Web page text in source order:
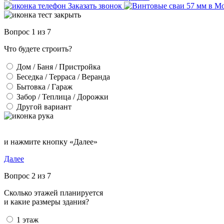
Заказать звонок
Вопрос 1 из 7
Что будете строить?
Дом / Баня / Пристройка
Беседка / Терраса / Веранда
Бытовка / Гараж
Забор / Теплица / Дорожки
Другой вариант
и нажмите кнопку «Далее»
Далее
Вопрос 2 из 7
Сколько этажей планируется
и какие размеры здания?
1 этаж